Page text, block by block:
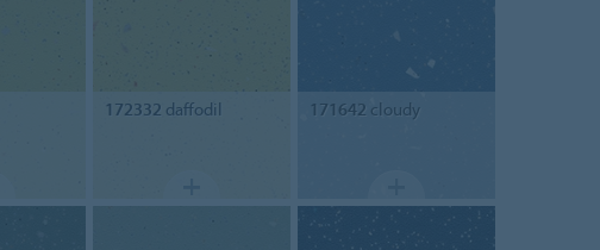
172332 daffodil 171642 cloudy